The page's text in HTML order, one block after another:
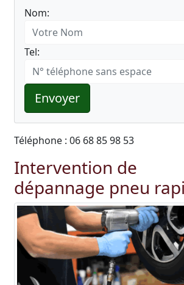
Nom:
Tel:
Envoyer
Téléphone : 06 68 85 98 53
Intervention de
dépannage pneu